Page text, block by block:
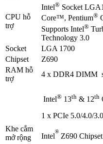
CPU hỗ
trợ
Intel® Socket
Core™, Pentium®
Supports Intel®
Technology 3.0
Socket
LGA 1700
Chipset
Z690
RAM hỗ
trợ
4 x DDR4 DIMM
Khe cắm
mở rộng
Intel® 13th & 12th
1 x PCIe 5.0/4.0/
Intel
®
Z690 Chipset